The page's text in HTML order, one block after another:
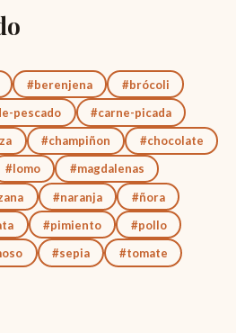
#berenjena
#brócoli
pescado
#carne-picada
#champiñon
#chocolate
#lomo
#magdalenas
#naranja
#ñora
#pimiento
#pollo
#sepia
#tomate